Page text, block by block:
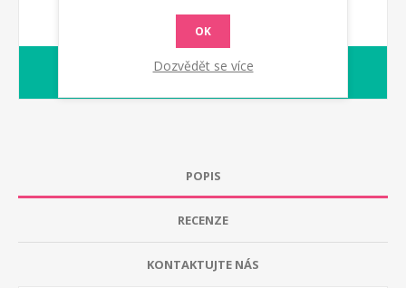
dodací lhůta :1-2 dny
POPIS
RECENZE
KONTAKTUJTE NÁS
OK
Dozvědět se více